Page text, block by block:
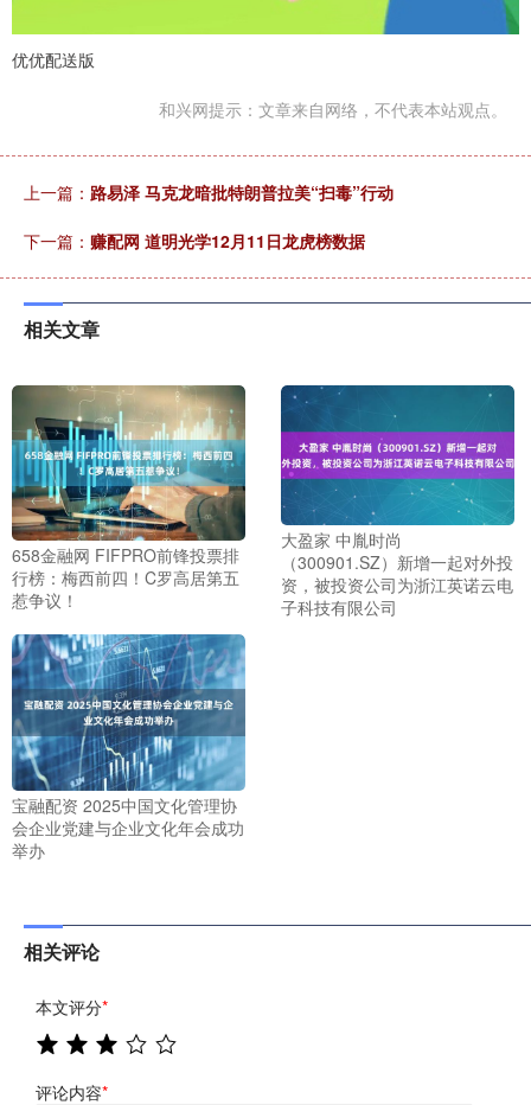
优优配送版
和兴网提示：文章来自网络，不代表本站观点。
上一篇： 路易泽 马克龙暗批特朗普拉美“扫毒”行动
下一篇： 赚配网 道明光学12月11日龙虎榜数据
相关文章
658金融网 FIFPRO前锋投票排
行榜：梅西前四！C罗高居第五
惹争议！
大盈家 中胤时尚
（300901.SZ）新增一起对外投
资，被投资公司为浙江英诺云电
子科技有限公司
宝融配资 2025中国文化管理协
会企业党建与企业文化年会成功
举办
相关评论
本文评分*
评论内容*